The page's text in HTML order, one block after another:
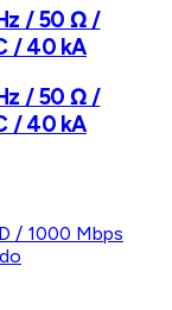
/ 50 Ω /
/ 40 kA
/ 50 Ω /
/ 40 kA